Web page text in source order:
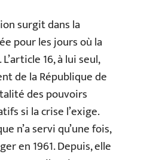
surgit dans la
pour les jours où la
16, à lui seul,
de la République de
des pouvoirs
si la crise l’exige.
n’a servi qu’une fois,
en 1961. Depuis, elle